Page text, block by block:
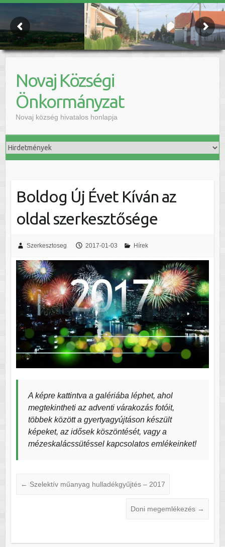
Novaj Községi
Önkormányzat
Novaj község hivatalos honlapja
Boldog Új Évet Kíván az
oldal szerkesztősége
Szerkesztoseg 2017-01-03 Hírek
A képre kattintva a galériába léphet, ahol
megtekintheti az adventi várakozás fotóit,
többek között a gyertyagyújtáson készült
képeket, az idősek köszöntését, vagy a
mézeskalácssütéssel kapcsolatos emlékeinket!
← Szelektív műanyag hulladékgyűjtés – 2017
Doni megemlékezés →